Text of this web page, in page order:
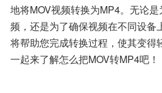
地将MOV视频转换为MP4。无论
频，还是为了确保视频在不同设备
将帮助您完成转换过程，使其变得
一起来了解怎么把MOV转MP4吧！